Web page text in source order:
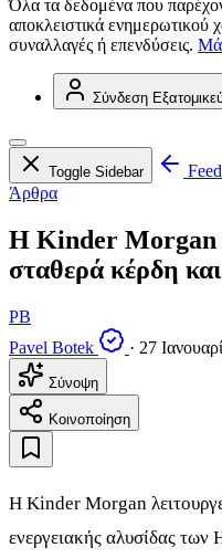
Όλα τα δεδομένα που
αποκλειστικά ενημερωτικού
συναλλαγές ή επενδύσεις.
Σύνδεση
Toggle Sidebar
Feed
Άρθρα
Η Kinder Morgan
σταθερά κέρδη
PB
Pavel Botek
· 27
Σύνοψη
Κοινοποίηση
Η Kinder Morgan
ενεργειακής αλυσίδας